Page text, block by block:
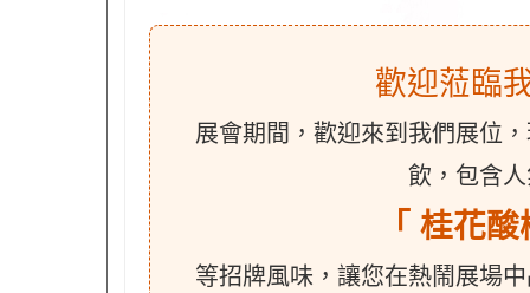
歡迎蒞臨
展會期間，歡迎來到我們展位
飲，包含
「 桂花
等招牌風味，讓您在熱鬧展場